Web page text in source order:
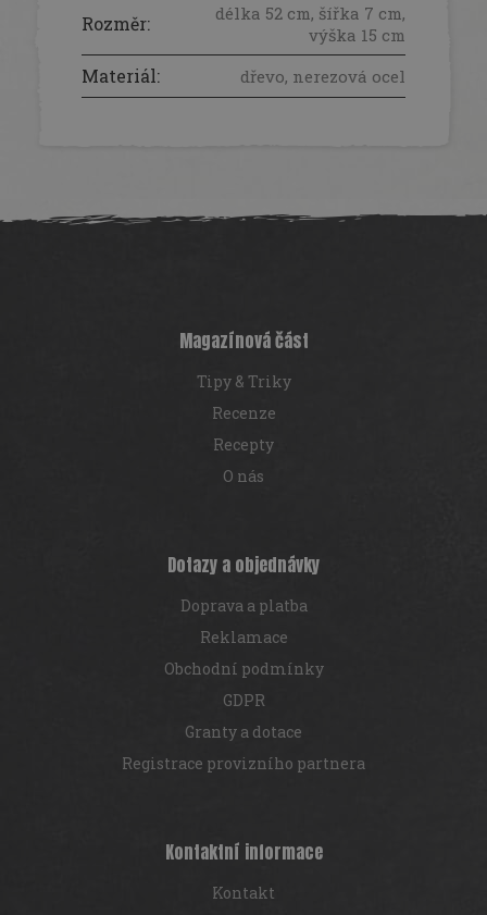
Rozměr:
délka 52 cm, šířka 7 cm,
výška 15 cm
Materiál: dřevo, nerezová ocel
á
Magazínová část
Tipy & Triky
Recenze
Recepty
O nás
Dotazy a objednávky
Doprava a platba
Reklamace
Obchodní podmínky
GDPR
Granty a dotace
Registrace provizního partnera
Kontaktní informace
Kontakt